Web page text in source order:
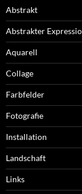
Abstrakt
Abstrakter
Aquarell
Collage
Farbfelder
Fotografie
Installation
Landschaft
Links